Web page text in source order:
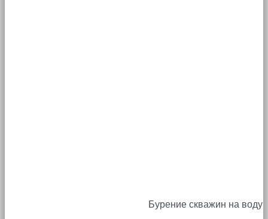
Бурение скважин на воду